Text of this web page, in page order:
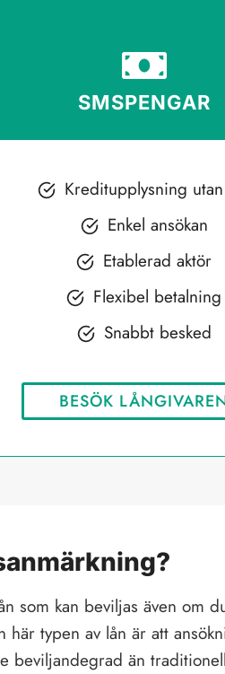
SMSPENGAR
Kreditupplysning
Enkel ansökan
Etablerad aktör
Flexibel betalning
Snabbt besked
BESÖK
som kan beviljas även om
typen av lån är att
beviljandegrad än